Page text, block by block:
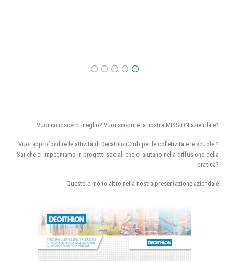
Vuoi conoscerci meglio? Vuoi scoprire la nostra MISSION aziendale?
Vuoi approfondire le attività di DecathlonClub per le colletività e le scuole ?
Sai che ci impegniamo in progetti sociali che ci aiutano nella diffusione della
pratica?
Questo e molto altro nella nostra presentazione aziendale